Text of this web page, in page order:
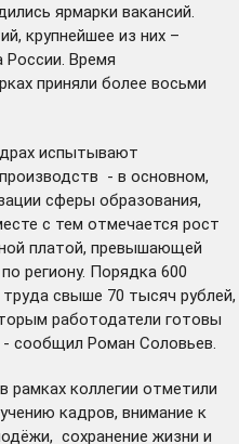
ярмарки вакансий.
крупнейшее из них –
России. Время
приняли более восьми
испытывают
- в основном,
сферы образования,
с тем отмечается рост
платой, превышающей
региону. Порядка 600
свыше 70 тысяч рублей,
работодатели готовы
- сообщил Роман Соловьев.
рамках коллегии отметили
кадров, внимание к
сохранение жизни и